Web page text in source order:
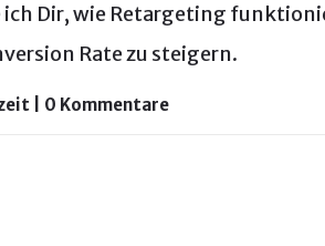
ich Dir, wie Retargeting
Rate zu steigern.
| 0 Kommentare